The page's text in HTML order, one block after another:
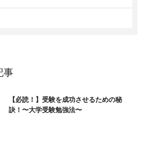
事
【必読！】受験を成功させるための秘
訣！〜大学受験勉強法〜